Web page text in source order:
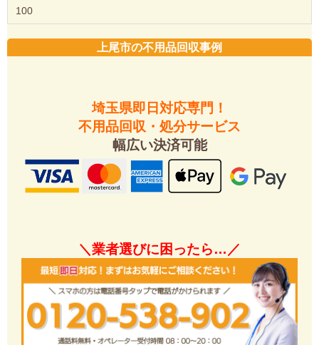
100
上尾市の不用品回収事例
埼玉県即日対応専門！
不用品回収・処分サービス
幅広い決済可能
＼業者選びに困ったら…／